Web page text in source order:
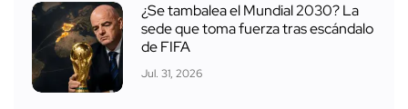
¿Se tambalea el Mundial 2030? La
sede que toma fuerza tras escándalo
de FIFA
Jul. 31, 2026